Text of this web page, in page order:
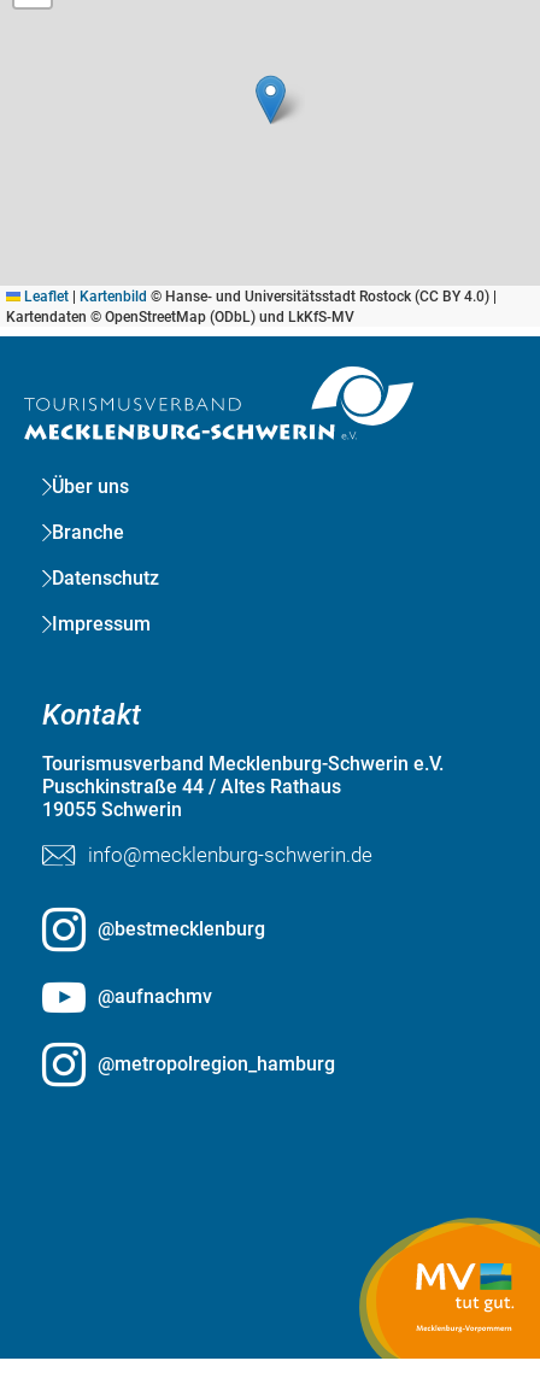
Leaflet Kartenbild © Hanse- und Universitätsstadt Rostock (CC BY 4.0) |
Kartendaten © OpenStreetMap (ODbL) und LkKfS-MV
Über uns
Branche
Datenschutz
Impressum
Kontakt
Tourismusverband Mecklenburg-Schwerin e.V.
Puschkinstraße 44 / Altes Rathaus
19055 Schwerin
info@mecklenburg-schwerin.de
@bestmecklenburg
@aufnachmv
@metropolregion_hamburg